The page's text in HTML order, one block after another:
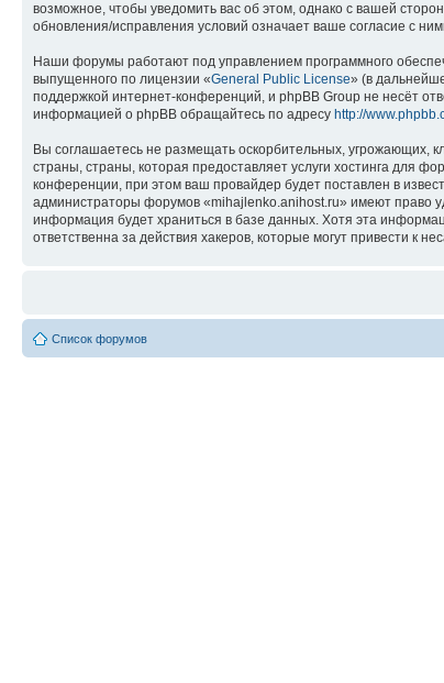
возможное, чтобы уведомить вас об этом, однако с вашей
обновления/исправления условий означает ваше согласие с
Наши форумы работают под управлением программного
выпущенного по лицензии «General Public License» (в
поддержкой интернет-конференций, и phpBB Group не несёт
информацией о phpBB обращайтесь по адресу http://
Вы соглашаетесь не размещать оскорбительных, угрожающих,
страны, страны, которая предоставляет услуги хостинга для
конференции, при этом ваш провайдер будет поставлен в
администраторы форумов «mihajlenko.anihost.ru» имеют право
информация будет храниться в базе данных. Хотя эта
ответственна за действия хакеров, которые могут привести к
Список форумов